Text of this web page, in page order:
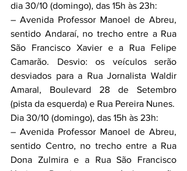
dia 30/10 (domingo), das 15h às 23h:
– Avenida Professor Manoel de Abreu,
sentido Andaraí, no trecho entre a Rua
São Francisco Xavier e a Rua Felipe
Camarão. Desvio: os veículos serão
desviados para a Rua Jornalista Waldir
Amaral, Boulevard 28 de Setembro
(pista da esquerda) e Rua Pereira Nunes.
Dia 30/10 (domingo), das 15h às 23h:
– Avenida Professor Manoel de Abreu,
sentido Centro, no trecho entre a Rua
Dona Zulmira e a Rua São Francisco